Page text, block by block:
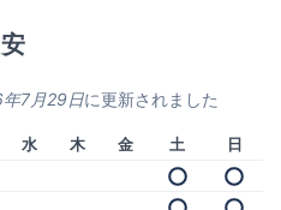
7月29日に更新されました
水 木 金 土
日